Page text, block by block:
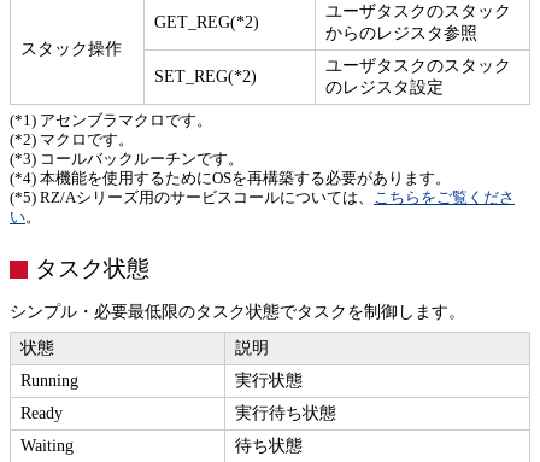
スタック操作
GET_REG(*2)
ユーザタスクのスタック
からのレジスタ参照
SET_REG(*2)
ユーザタスクのスタック
のレジスタ設定
(*1) アセンブラマクロです。
(*2) マクロです。
(*3) コールバックルーチンです。
(*4) 本機能を使用するためにOSを再構築する必要があります。
(*5) RZ/Aシリーズ用のサービスコールについては、 こちらをご覧くださ
い。
タスク状態
シンプル・必要最低限のタスク状態でタスクを制御します。
状態
説明
Running
実行状態
Ready
実行待ち状態
Waiting
待ち状態